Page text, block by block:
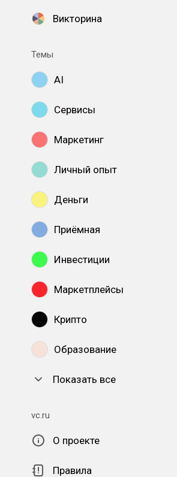
Викторина
Темы
AI
Сервисы
Маркетинг
Личный опыт
Деньги
Приёмная
Инвестиции
Маркетплейсы
Крипто
Образование
Показать все
vc.ru
О проекте
Правила